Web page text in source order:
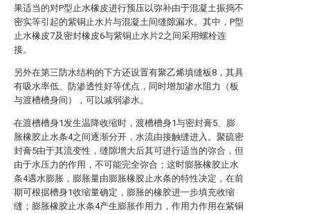
果适当的对P型止水橡皮进行预压以弥补由于混凝土振捣不
密实等引起的紫铜止水片与混凝土间缝隙漏水。其中，P型
止水橡皮7及密封橡皮6与紫铜止水片2之间采用螺栓连
接。
另外在第三防水结构的下方还设置有聚乙烯填缝板8，其具
有吸水率低、防渗透性好等优点，同时增加渗水阻力（板
与渡槽槽身间），可以减弱渗水。
在渡槽槽身1发生温降收缩时，渡槽槽身1与密封膏5、膨
胀橡胶止水条4之间逐渐分开，水流由接触缝进入。聚硫密
封膏5由于其流变性，缝隙增大后其可进行适当的弥合，但
由于水压力的作用，不可能完全弥合；这时膨胀橡胶止水
条4遇水膨胀，膨胀量由膨胀橡胶止水条的特性决定，在前
期可根据槽身1收缩量确定，膨胀的橡胶进一步填充收缩
缝；膨胀橡胶止水条4产生膨胀作用力，作用力作用在紫铜